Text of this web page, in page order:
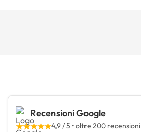
Recensioni Google
★★★★★4,9 / 5 • oltre 200 recensioni